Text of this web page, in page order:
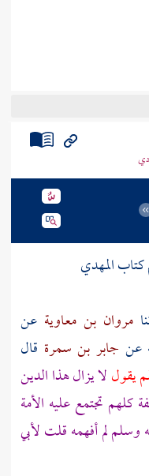
كتاب المهدي
مروان بن معاوية عن
عن جابر بن سمرة قال
يقوللا يزال هذا الدين
كلهم تجتمع عليه الأمة
لم أفهمه قلت لأبي